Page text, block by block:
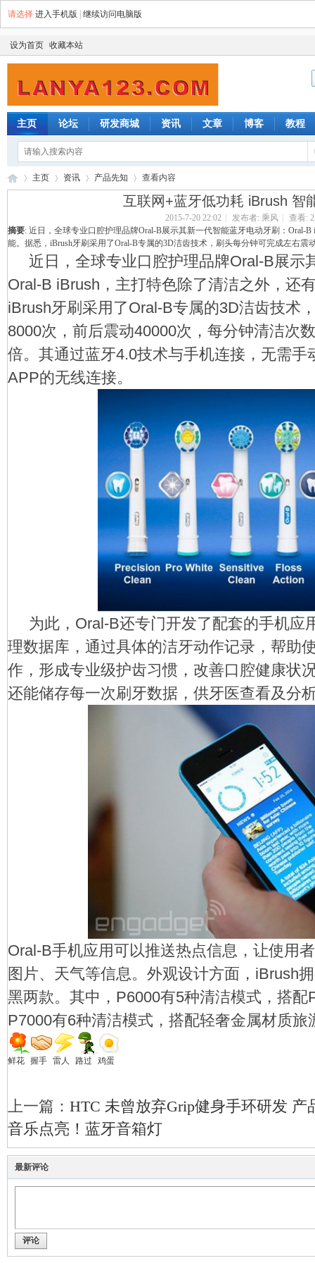
请选择 进入手机版 继续访问电脑版
设为首页 收藏本站
主页 论坛 研发商城 资讯 文章 博客 教程
蓝
牙
发
主页
›
资讯
›
产品先知
›
查看内容
互联网+蓝牙低功耗 iBrush 智
2015-7-20 22:02 发布者: 乘风 查看:
摘要: 近日，全球专业口腔护理品牌Oral-B展示其新一代智能蓝牙电动牙刷：Oral-
能。据悉，iBrush牙刷采用了Oral-B专属的3D洁齿技术，刷头每分钟可完成左右震
近日，全球专业口腔护理品牌Oral-B展示
Oral-B iBrush，主打特色除了清洁之外，还
iBrush牙刷采用了Oral-B专属的3D洁齿技术
8000次，前后震动40000次，每分钟清洁次
倍。其通过蓝牙4.0技术与手机连接，无需
APP的无线连接。
为此，Oral-B还专门开发了配套的手机应
理数据库，通过具体的洁牙动作记录，帮助
作，形成专业级护齿习惯，改善口腔健康状
还能储存每一次刷牙数据，供牙医查看及分
Oral-B手机应用可以推送热点信息，让使用
图片、天气等信息。外观设计方面，iBrush
黑两款。其中，P6000有5种清洁模式，搭
P7000有6种清洁模式，搭配轻奢金属材质旅
鲜花 握手 雷人 路过 鸡蛋
上一篇： HTC 未曾放弃Grip健身手环研发 产
音乐点亮！蓝牙音箱灯
最新评论
评论